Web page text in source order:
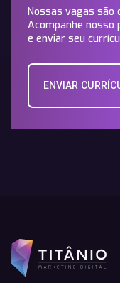
Nossas vagas são
Acompanhe
e enviar seu
ENVIAR